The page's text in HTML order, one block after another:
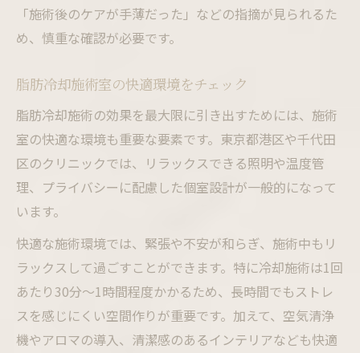
「施術後のケアが手薄だった」などの指摘が見られるた
め、慎重な確認が必要です。
脂肪冷却施術室の快適環境をチェック
脂肪冷却施術の効果を最大限に引き出すためには、施術
室の快適な環境も重要な要素です。東京都港区や千代田
区のクリニックでは、リラックスできる照明や温度管
理、プライバシーに配慮した個室設計が一般的になって
います。
快適な施術環境では、緊張や不安が和らぎ、施術中もリ
ラックスして過ごすことができます。特に冷却施術は1回
あたり30分～1時間程度かかるため、長時間でもストレ
スを感じにくい空間作りが重要です。加えて、空気清浄
機やアロマの導入、清潔感のあるインテリアなども快適